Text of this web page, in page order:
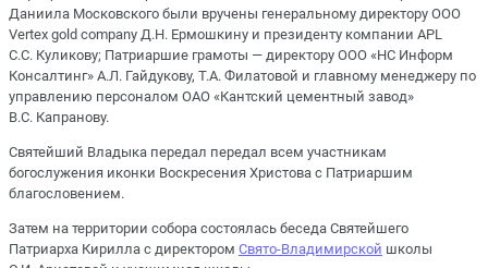
Даниила Московского были вручены генеральному директору ООО
Vertex gold company Д.Н. Ермошкину и президенту компании APL
С.С. Куликову; Патриаршие грамоты ― директору ООО «НС Информ
Консалтинг» А.Л. Гайдукову, Т.А. Филатовой и главному менеджеру по
управлению персоналом ОАО «Кантский цементный завод»
В.С. Капранову.
Святейший Владыка передал передал всем участникам
богослужения иконки Воскресения Христова с Патриаршим
благословением.
Затем на территории собора состоялась беседа Святейшего
Патриарха Кирилла с директором Свято-Владимирской школы